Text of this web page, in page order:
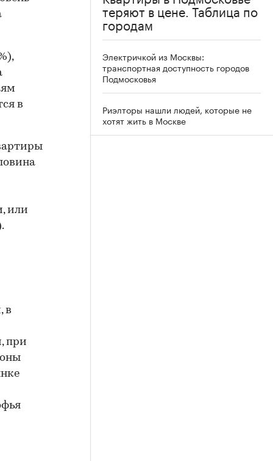
в
или
в
при
теряют в цене. Таблица по
городам
Электричкой из Москвы:
транспортная доступность городов
Подмосковья
Риэлторы нашли людей, которые не
хотят жить в Москве